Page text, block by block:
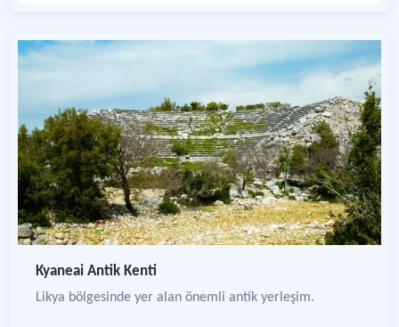
Kyaneai Antik Kenti
Likya bölgesinde yer alan önemli antik yerleşim.